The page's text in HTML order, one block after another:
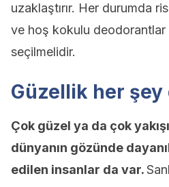
uzaklaştırır. Her durumda
ve hoş kokulu
seçilmelidir.
Güzellik her şey
Çok güzel ya da çok
dünyanın gözünde
edilen insanlar da var.